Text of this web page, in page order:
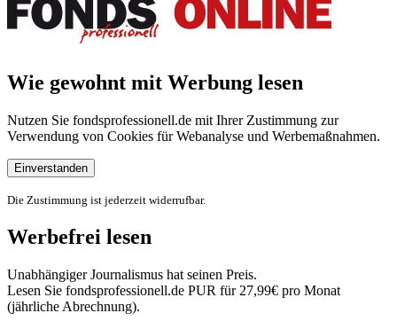
Wie gewohnt mit Werbung lesen
Nutzen Sie fondsprofessionell.de mit Ihrer Zustimmung zur
Verwendung von Cookies für Webanalyse und Werbemaßnahmen.
Einverstanden
Die Zustimmung ist jederzeit widerrufbar.
Werbefrei lesen
Unabhängiger Journalismus hat seinen Preis.
Lesen Sie fondsprofessionell.de PUR für 27,99€ pro Monat
(jährliche Abrechnung).